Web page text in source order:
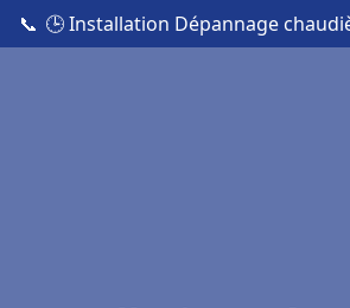
📞 🕒 Installation Dépannage